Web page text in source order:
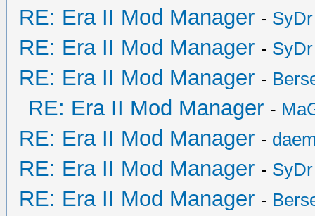
RE: Era II Mod Manager - SyDr
RE: Era II Mod Manager - SyDr
RE: Era II Mod Manager -
RE: Era II Mod Manager -
RE: Era II Mod Manager -
RE: Era II Mod Manager - SyDr
RE: Era II Mod Manager -